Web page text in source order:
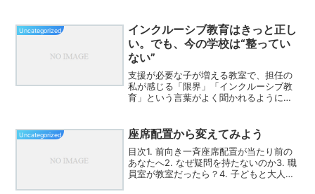
る。従来の授業では、教師が発言者を指
名し、その発言を全体に広...
Uncategorized
インクルーシブ教育はきっと正し
い。でも、今の学校は“整ってい
ない”
支援が必要な子が増える教室で、担任の
私が感じる「限界」「インクルーシブ教
育」という言葉がよく聞かれるようにな
らしい理念だと思います。でも――。現
場は、限界ギリギリです。...
Uncategorized 座席配置から変えてみよう
目次1. 前向き一斉座席配置が当たり前の
あなたへ2. なぜ疑問を持たないのか3. 職
員室が教室だったら？4. 子どもと大人は